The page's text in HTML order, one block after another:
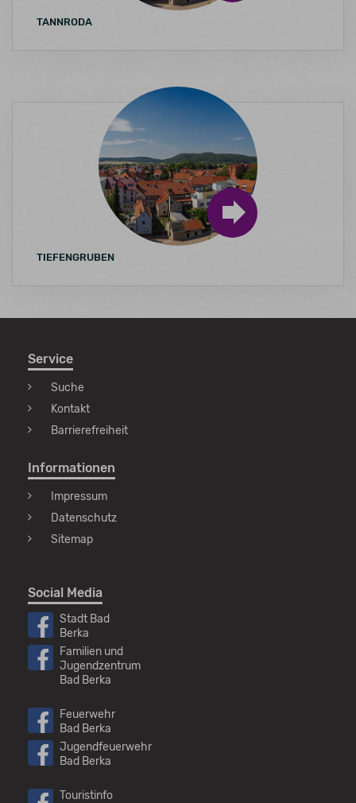
TANNRODA
TIEFENGRUBEN
Service
Suche
Kontakt
Barrierefreiheit
Informationen
Impressum
Datenschutz
Sitemap
Social Media
Stadt Bad
Berka
Familien und
Jugendzentrum
Bad Berka
Feuerwehr
Bad Berka
Jugendfeuerwehr
Bad Berka
Touristinfo